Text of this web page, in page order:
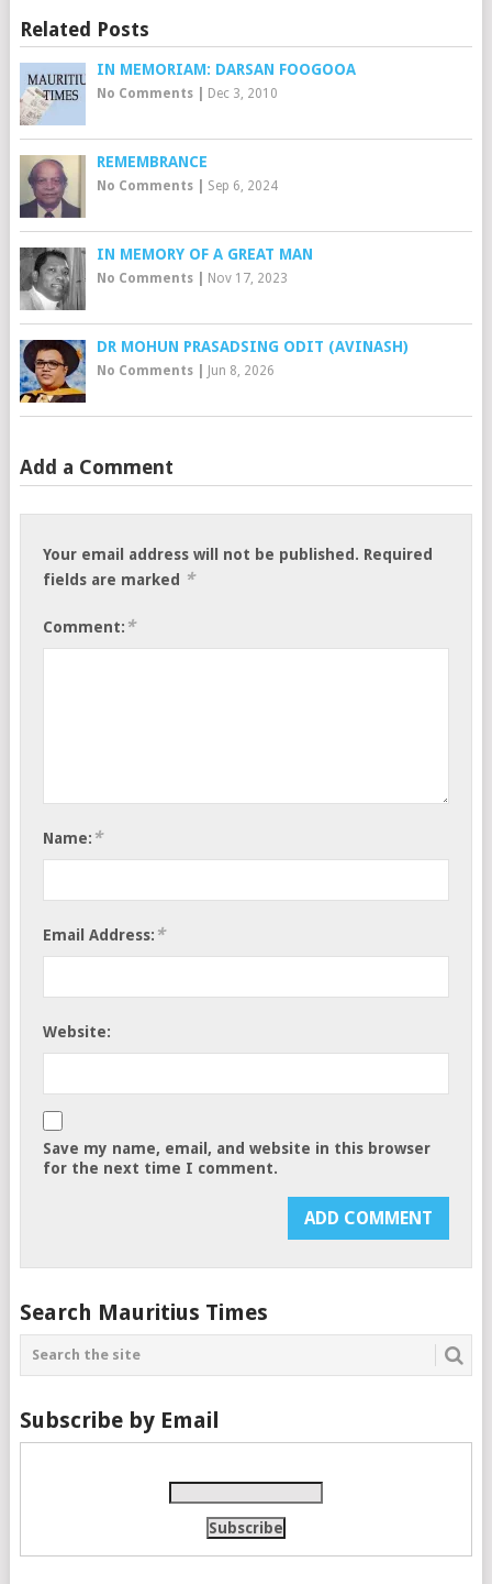
Related Posts
IN MEMORIAM: DARSAN FOOGOOA
No Comments| Dec 3, 2010
REMEMBRANCE
No Comments| Sep 6, 2024
IN MEMORY OF A GREAT MAN
No Comments| Nov 17, 2023
DR MOHUN PRASADSING ODIT (AVINASH)
No Comments| Jun 8, 2026
Add a Comment
Your email address will not be published. Required
fields are marked
*
Comment: *
Name: *
Email Address: *
Website:
Save my name, email, and website in this browser
for the next time I comment.
Search Mauritius Times
Subscribe by Email